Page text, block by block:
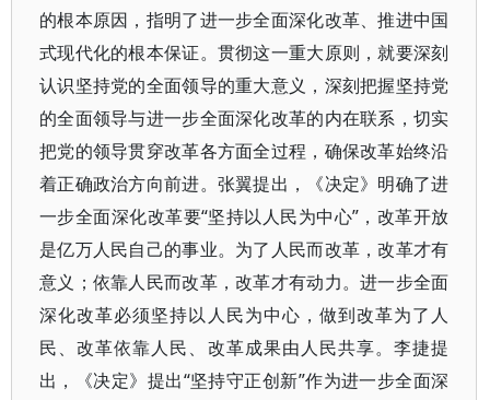
的根本原因，指明了进一步全面深化改革、推进中国
式现代化的根本保证。贯彻这一重大原则，就要深刻
认识坚持党的全面领导的重大意义，深刻把握坚持党
的全面领导与进一步全面深化改革的内在联系，切实
把党的领导贯穿改革各方面全过程，确保改革始终沿
着正确政治方向前进。张翼提出，《决定》明确了进
一步全面深化改革要“坚持以人民为中心”，改革开放
是亿万人民自己的事业。为了人民而改革，改革才有
意义；依靠人民而改革，改革才有动力。进一步全面
深化改革必须坚持以人民为中心，做到改革为了人
民、改革依靠人民、改革成果由人民共享。李捷提
出，《决定》提出“坚持守正创新”作为进一步全面深